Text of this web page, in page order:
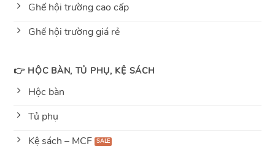
Ghế hội trường cao cấp
Ghế hội trường giá rẻ
👉 HỘC BÀN, TỦ PHỤ, KỆ SÁCH
Hộc bàn
Tủ phụ
Kệ sách – MCF